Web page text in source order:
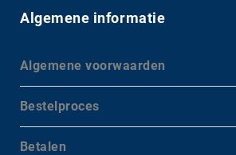
Algemene informatie
Algemene voorwaarden
Bestelproces
Betalen